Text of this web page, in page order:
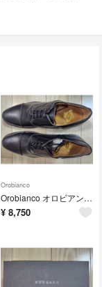
Orobianco
Orobianco オロビアンコ ビジネスシューズ 革靴 42(新品・未使用／アウトレット)
¥ 8,750